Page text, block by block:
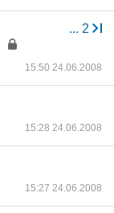
... 2
15:50 24.06.2008
15:28 24.06.2008
15:27 24.06.2008